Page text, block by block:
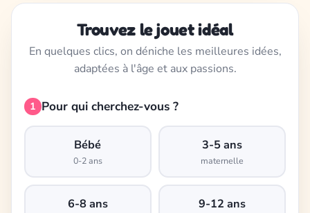
Trouvez le jouet idéal
En quelques clics, on déniche les meilleures idées,
adaptées à l'âge et aux passions.
1 Pour qui cherchez-vous ?
Bébé
0-2 ans
3-5 ans
maternelle
6-8 ans 9-12 ans